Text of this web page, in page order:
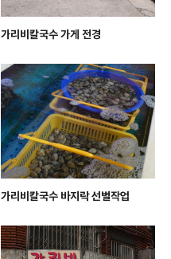
가리비칼국수 가게 전경
가리비칼국수 바지락 선별작업